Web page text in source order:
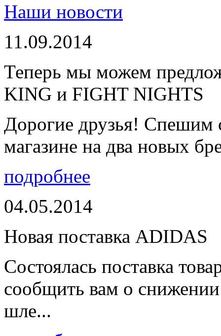
Наши новости
11.09.2014
Теперь мы можем
KING и FIGHT NIGHTS
Дорогие друзья! Спешим
магазине на два новых
подробнее
04.05.2014
Новая поставка ADIDAS
Состоялась поставка
сообщить вам о
шле...